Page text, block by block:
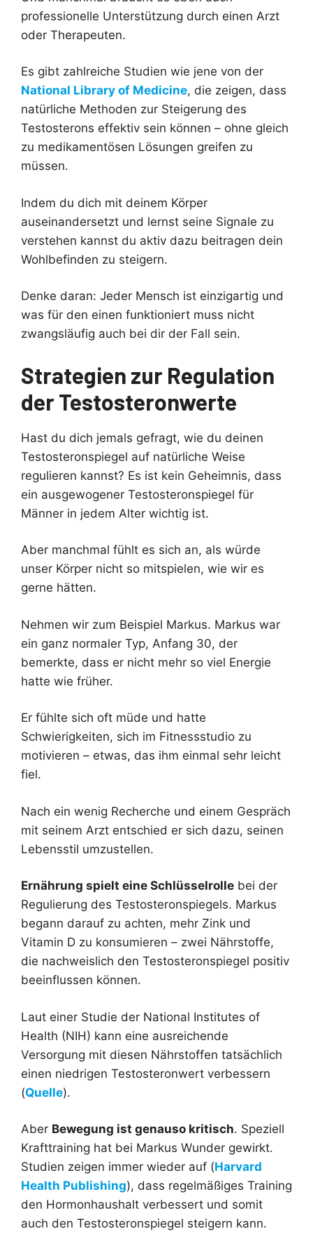
professionelle Unterstützung durch einen Arzt
oder Therapeuten.
Es gibt zahlreiche Studien wie jene von der
National Library of Medicine, die zeigen, dass
natürliche Methoden zur Steigerung des
Testosterons effektiv sein können – ohne gleich
zu medikamentösen Lösungen greifen zu
müssen.
Indem du dich mit deinem Körper
auseinandersetzt und lernst seine Signale zu
verstehen kannst du aktiv dazu beitragen dein
Wohlbefinden zu steigern.
Denke daran: Jeder Mensch ist einzigartig und
was für den einen funktioniert muss nicht
zwangsläufig auch bei dir der Fall sein.
Strategien zur Regulation
der Testosteronwerte
Hast du dich jemals gefragt, wie du deinen
Testosteronspiegel auf natürliche Weise
regulieren kannst? Es ist kein Geheimnis, dass
ein ausgewogener Testosteronspiegel für
Männer in jedem Alter wichtig ist.
Aber manchmal fühlt es sich an, als würde
unser Körper nicht so mitspielen, wie wir es
gerne hätten.
Nehmen wir zum Beispiel Markus. Markus war
ein ganz normaler Typ, Anfang 30, der
bemerkte, dass er nicht mehr so viel Energie
hatte wie früher.
Er fühlte sich oft müde und hatte
Schwierigkeiten, sich im Fitnessstudio zu
motivieren – etwas, das ihm einmal sehr leicht
fiel.
Nach ein wenig Recherche und einem Gespräch
mit seinem Arzt entschied er sich dazu, seinen
Lebensstil umzustellen.
Ernährung spielt eine Schlüsselrolle bei der
Regulierung des Testosteronspiegels. Markus
begann darauf zu achten, mehr Zink und
Vitamin D zu konsumieren – zwei Nährstoffe,
die nachweislich den Testosteronspiegel positiv
beeinflussen können.
Laut einer Studie der National Institutes of
Health (NIH) kann eine ausreichende
Versorgung mit diesen Nährstoffen tatsächlich
einen niedrigen Testosteronwert verbessern
(Quelle).
Aber Bewegung ist genauso kritisch. Speziell
Krafttraining hat bei Markus Wunder gewirkt.
Studien zeigen immer wieder auf (Harvard
Health Publishing), dass regelmäßiges Training
den Hormonhaushalt verbessert und somit
auch den Testosteronspiegel steigern kann.